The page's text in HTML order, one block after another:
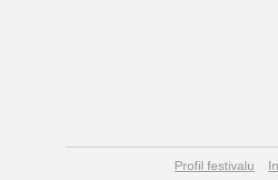
Profil festivalu